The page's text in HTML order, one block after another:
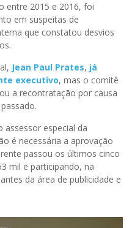
entre 2015 e 2016, foi
em suspeitas de
que constatou desvios
Jean Paul Prates, já
executivo, mas o comitê
a recontratação por causa
especial da
é necessária a aprovação
passou os últimos cinco
mil e participando, na
da área de publicidade e